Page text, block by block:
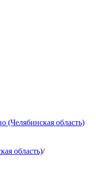
(Челябинская область)
область)/